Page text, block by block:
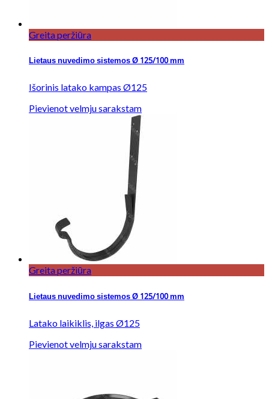
Greita peržiūra
Lietaus nuvedimo sistemos Ø 125/100 mm
Išorinis latako kampas Ø125
Pievienot velmju sarakstam
Greita peržiūra
Lietaus nuvedimo sistemos Ø 125/100 mm
Latako laikiklis, ilgas Ø125
Pievienot velmju sarakstam